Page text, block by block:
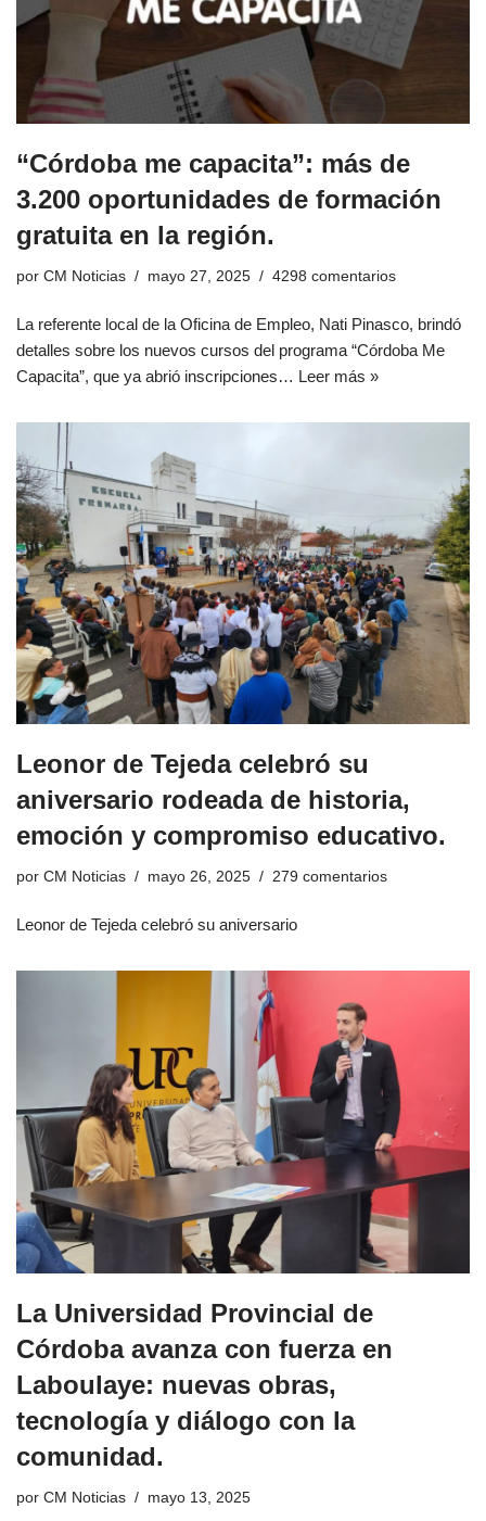
“Córdoba me capacita”: más de
3.200 oportunidades de formación
gratuita en la región.
por CM Noticias mayo 27, 2025 4298 comentarios
La referente local de la Oficina de Empleo, Nati Pinasco, brindó
detalles sobre los nuevos cursos del programa “Córdoba Me
Capacita”, que ya abrió inscripciones… Leer más »
Leonor de Tejeda celebró su
aniversario rodeada de historia,
emoción y compromiso educativo.
por CM Noticias mayo 26, 2025 279 comentarios
Leonor de Tejeda celebró su aniversario
La Universidad Provincial de
Córdoba avanza con fuerza en
Laboulaye: nuevas obras,
tecnología y diálogo con la
comunidad.
por CM Noticias mayo 13, 2025